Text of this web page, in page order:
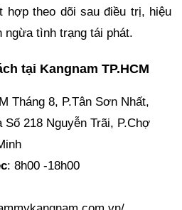
hợp theo dõi sau điều trị, hiệu
ngừa tình trạng tái phát.
tại Kangnam TP.HCM
Tháng 8, P.Tân Sơn Nhất,
Số 218 Nguyễn Trãi, P.Chợ
: 8h00 -18h00